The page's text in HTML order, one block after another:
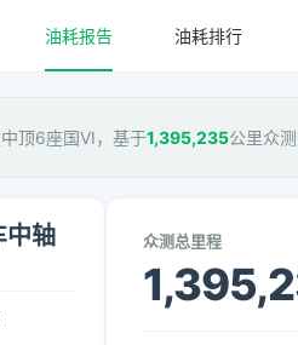
油耗报告 油耗排行
顶6座国VI，基于1,395,235公里众
中轴
众测总里程